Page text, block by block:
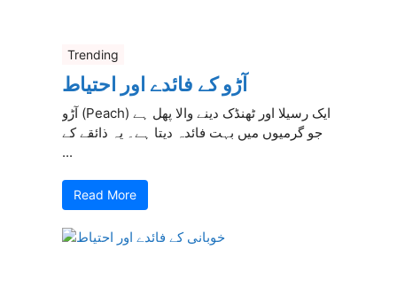
Trending
آڑو کے فائدے اور احتیاط
آڑو (Peach) ایک رسیلا اور ٹھنڈک دینے والا پھل ہے
جو گرمیوں میں بہت فائدہ دیتا ہے۔ یہ ذائقے کے
...
Read More